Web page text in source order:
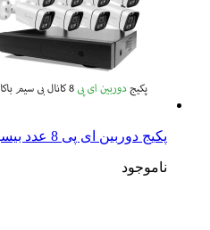
پکیج دوربین ای پی 8 عدد بیسیم اقتصادی
ناموجود